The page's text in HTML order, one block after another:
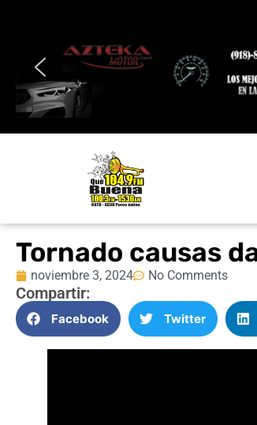
Tornado causas
noviembre 3, 2024 No Comments
Compartir:
Facebook Twitter